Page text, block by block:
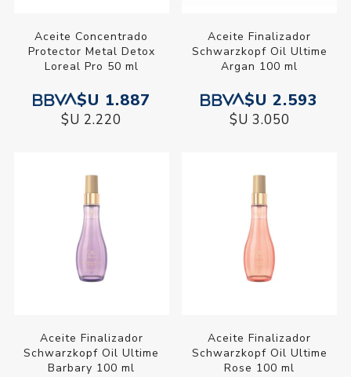
Aceite Concentrado
Protector Metal Detox
Loreal Pro 50 ml
$U 1.887
$U 2.220
Aceite Finalizador
Schwarzkopf Oil Ultime
Argan 100 ml
$U 2.593
$U 3.050
Aceite Finalizador
Schwarzkopf Oil Ultime
Barbary 100 ml
Aceite Finalizador
Schwarzkopf Oil Ultime
Rose 100 ml